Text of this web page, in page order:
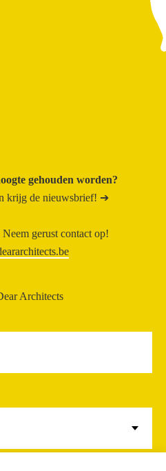
gehouden worden?
krijg de nieuwsbrief! ➔
gerust contact op!
Architects